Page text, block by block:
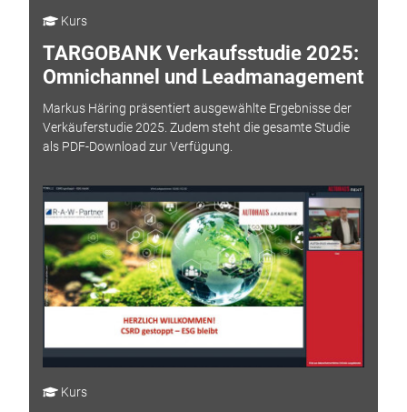
Kurs
TARGOBANK Verkaufsstudie 2025:
Omnichannel und Leadmanagement
Markus Häring präsentiert ausgewählte Ergebnisse der
Verkäuferstudie 2025. Zudem steht die gesamte Studie
als PDF-Download zur Verfügung.
Kurs